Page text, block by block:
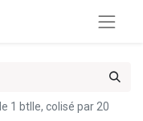
1 btlle, colisé par 20